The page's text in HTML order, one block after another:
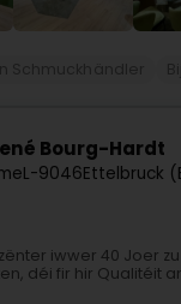
Bourg-Hardt
L-9046Ettelbruck
iwwer 40 Joer
déi fir hir Qualitéit